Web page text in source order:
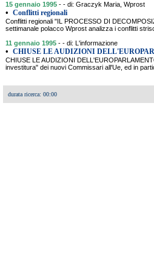
15 gennaio 1995 - - di: Graczyk Maria, Wprost
• Conflitti regionali
Conflitti regionali "IL PROCESSO DI
settimanale polacco Wprost analizza i conflitti
11 gennaio 1995 - - di: L'informazione
• CHIUSE LE AUDIZIONI
CHIUSE LE AUDIZIONI
investitura" dei nuovi Commissari all'Ue, ed in
durata ricerca: 00:00